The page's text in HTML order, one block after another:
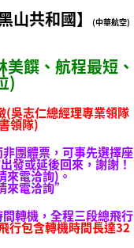
山共和國】
(中華航空)
饌、航程最短、
)
吳志仁總經理專業領隊
領隊)
團體票，可事先選擇座
發或延後回來，謝謝！
來電洽詢)。
來電洽詢”
轉機，全程三段總飛行
行包含轉機時間長達32